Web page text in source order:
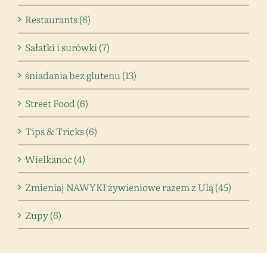
Restaurants (6)
Sałatki i surówki (7)
śniadania bez glutenu (13)
Street Food (6)
Tips & Tricks (6)
Wielkanoc (4)
Zmieniaj NAWYKI żywieniowe razem z Ulą (45)
Zupy (6)